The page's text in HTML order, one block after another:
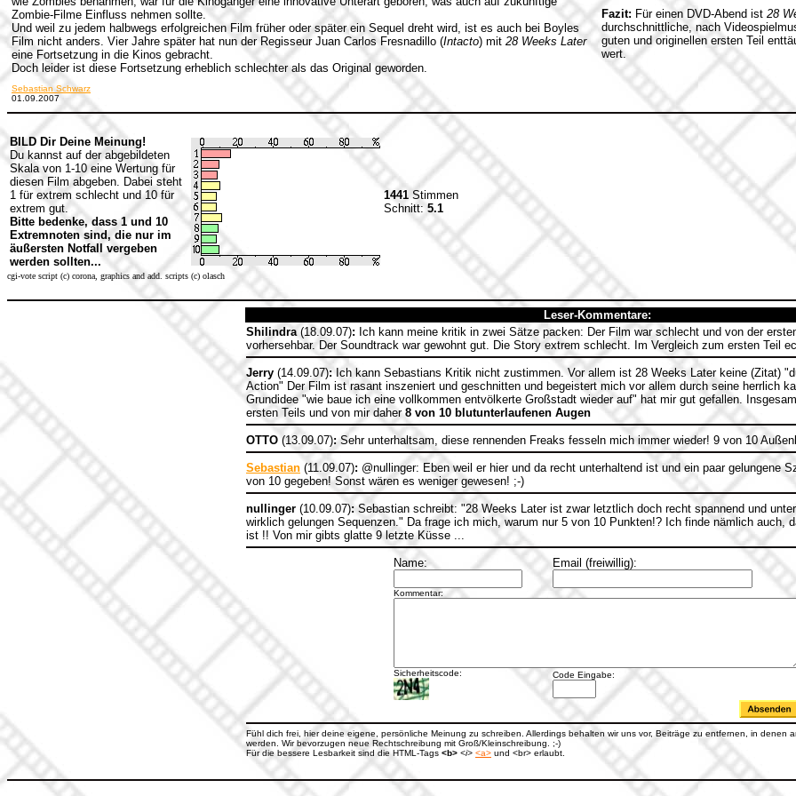
Zombie-Filme Einfluss nehmen sollte.
Und weil zu jedem halbwegs erfolgreichen Film früher oder später ein Sequel dreht wird, ist es auch bei Boyles
Film nicht anders. Vier Jahre später hat nun der Regisseur Juan Carlos Fresnadillo (Intacto) mit 28 Weeks Later
eine Fortsetzung in die Kinos gebracht.
Doch leider ist diese Fortsetzung erheblich schlechter als das Original geworden.
Fazit: Für einen DVD-Abend ist 28
durchschnittliche, nach
guten und originellen ersten Teil
wert.
Sebastian Schwarz
01.09.2007
BILD Dir Deine Meinung!
Du kannst auf der abgebildeten
Skala von 1-10 eine Wertung für
diesen Film abgeben. Dabei steht
1 für extrem schlecht und 10 für
extrem gut.
Bitte bedenke, dass 1 und 10
Extremnoten sind, die nur im
äußersten Notfall vergeben
werden sollten...
1441 Stimmen
Schnitt: 5.1
cgi-vote script (c) corona, graphics and add. scripts (c) olasch
Leser-Kommentare:
Shilindra(18.09.07): Ich kann meine kritik in zwei Sätze packen: Der Film war schlecht und von der
vorhersehbar. Der Soundtrack war gewohnt gut. Die Story extrem schlecht. Im Vergleich zum ersten Teil
Jerry (14.09.07): Ich kann Sebastians Kritik nicht zustimmen. Vor allem ist 28 Weeks Later keine (Zitat)
Action" Der Film ist rasant inszeniert und geschnitten und begeistert mich vor allem durch seine herrlich
Grundidee "wie baue ich eine vollkommen entvölkerte Großstadt wieder auf" hat mir gut gefallen.
ersten Teils und von mir daher 8 von 10 blutunterlaufenen Augen
OTTO (13.09.07):Sehr unterhaltsam, diese rennenden Freaks fesseln mich immer wieder! 9 von 10
Sebastian (11.09.07): @nullinger: Eben weil er hier und da recht unterhaltend ist und ein paar gelungene
von 10 gegeben! Sonst wären es weniger gewesen! ;-)
nullinger (10.09.07): Sebastian schreibt: "28 Weeks Later ist zwar letztlich doch recht spannend und
wirklich gelungen Sequenzen." Da frage ich mich, warum nur 5 von 10 Punkten!? Ich finde nämlich auch,
ist !! Von mir gibts glatte 9 letzte Küsse ...
Name: Email (freiwillig):
Kommentar:
Sicherheitscode: Code Eingabe:
Fühl dich frei, hier deine eigene, persönliche Meinung zu schreiben. Allerdings behalten wir uns vor, Beiträge zu entfernen, in denen
werden. Wir bevorzugen neue Rechtschreibung mit Groß/Kleinschreibung. ;-)
Für die bessere Lesbarkeit sind die HTML-Tags <b> <i> <a> und <br> erlaubt.